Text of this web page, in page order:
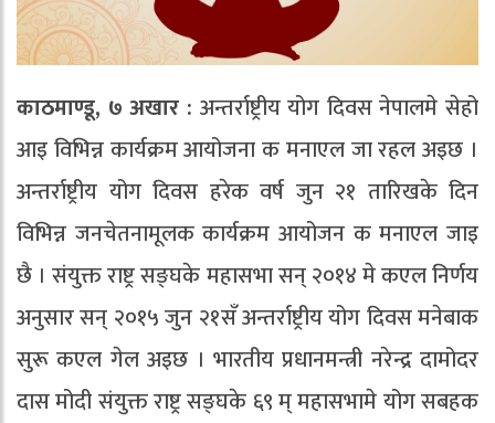
काठमाण्डू, ७ अखार : अन्तर्राष्ट्रीय योग दिवस नेपालमे सेहो
आइ विभिन्न कार्यक्रम आयोजना क मनाएल जा रहल अइछ ।
अन्तर्राष्ट्रीय योग दिवस हरेक वर्ष जुन २१ तारिखके दिन
विभिन्न जनचेतनामूलक कार्यक्रम आयोजन क मनाएल जाइ
छै । संयुक्त राष्ट्र सङ्घके महासभा सन् २०१४ मे कएल निर्णय
अनुसार सन् २०१५ जुन २१सँ अन्तर्राष्ट्रीय योग दिवस मनेबाक
सुरू कएल गेल अइछ । भारतीय प्रधानमन्त्री नरेन्द्र दामोदर
दास मोदी संयुक्त राष्ट्र सङ्घके ६९ म् महासभामे योग सबहक